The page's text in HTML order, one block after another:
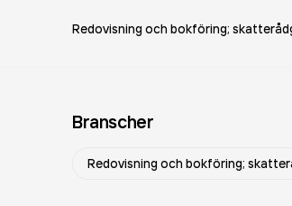
Redovisning och bokföring;
Branscher
Redovisning och bokföring;